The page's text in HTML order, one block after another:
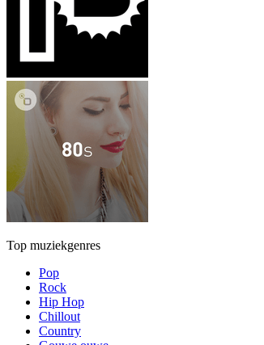
Top muziekgenres
Pop
Rock
Hip Hop
Chillout
Country